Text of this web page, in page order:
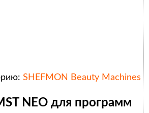
SHEFMON Beauty Machines
NEO для программ